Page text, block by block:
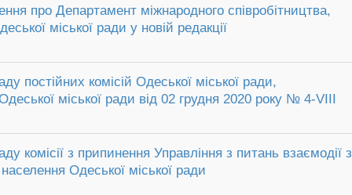
про Департамент міжнародного співробітництва,
міської ради у новій редакції
постійних комісій Одеської міської ради,
міської ради від 02 грудня 2020 року № 4-VIII
комісії з припинення Управління з питань взаємодії з
Одеської міської ради